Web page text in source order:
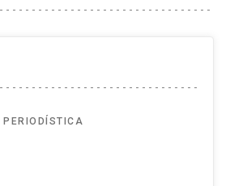
PERIODÍSTICA